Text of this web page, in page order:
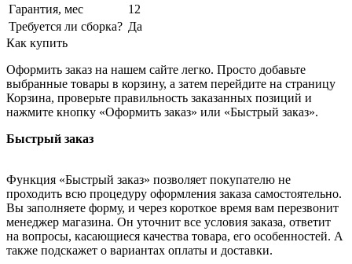
Гарантия, мес
12
Требуется ли сборка? Да
Как купить
Оформить заказ на нашем сайте легко. Просто добавьте
выбранные товары в корзину, а затем перейдите на страницу
Корзина, проверьте правильность заказанных позиций и
нажмите кнопку «Оформить заказ» или «Быстрый заказ».
Быстрый заказ
Функция «Быстрый заказ» позволяет покупателю не
проходить всю процедуру оформления заказа самостоятельно.
Вы заполняете форму, и через короткое время вам перезвонит
менеджер магазина. Он уточнит все условия заказа, ответит
на вопросы, касающиеся качества товара, его особенностей. А
также подскажет о вариантах оплаты и доставки.